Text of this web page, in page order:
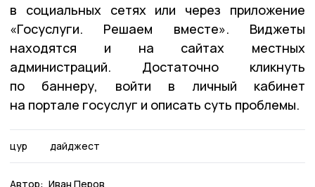
в социальных сетях или через приложение
«Госуслуги. Решаем вместе». Виджеты
находятся и на сайтах местных
администраций. Достаточно кликнуть
по баннеру, войти в личный кабинет
на портале госуслуг и описать суть проблемы.
цур дайджест
Автор: Иван Перов